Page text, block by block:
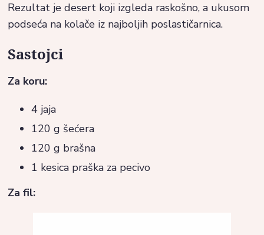
Rezultat je desert koji izgleda raskošno, a ukusom
podseća na kolače iz najboljih poslastičarnica.
Sastojci
Za koru:
4 jaja
120 g šećera
120 g brašna
1 kesica praška za pecivo
Za fil: